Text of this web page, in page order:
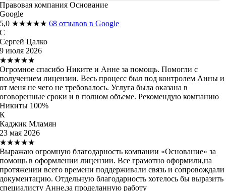
Правовая компания Основание
Google
5,0 ★★★★★68 отзывов в Google
С
Сергей Цалко
9 июля 2026
★★★★★
Огромное спасибо Никите и Анне за помощь. Помогли с
получением лицензии. Весь процесс был под контролем Анны и
от меня не чего не требовалось. Услуга была оказана в
оговоренные сроки и в полном объеме. Рекомендую компанию
Никиты 100%
К
Каджик Мламян
23 мая 2026
★★★★★
Выражаю огромную благодарность компании «Основание» за
помощь в оформлении лицензии. Все грамотно оформили,на
протяжении всего времени поддерживали связь и сопровождали
документацию. Отдельную благодарность хотелось бы выразить
специалисту Анне,за проделанную работу